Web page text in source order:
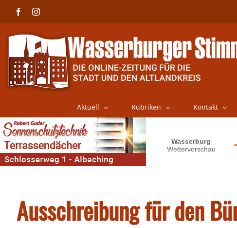
FacebookInstagram
Aktuell Rubriken Kontakt
Ausschreibung für den